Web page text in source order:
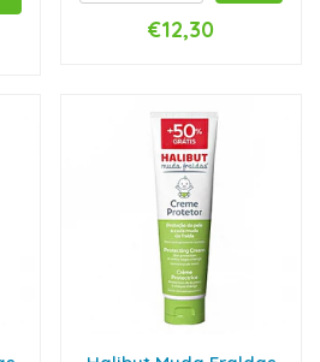
€12,30